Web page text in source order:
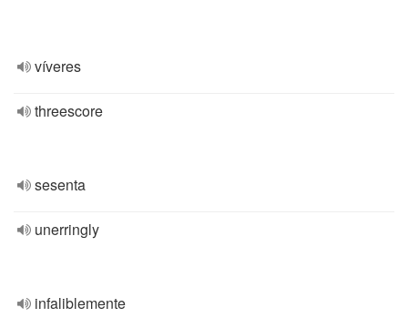
víveres
threescore
sesenta
unerringly
infaliblemente